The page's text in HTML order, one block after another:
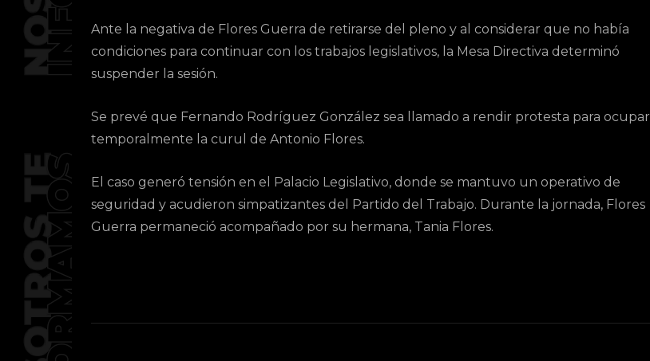
Ante la negativa de Flores Guerra de retirarse del pleno y al considerar que no había
condiciones para continuar con los trabajos legislativos, la Mesa Directiva determinó
suspender la sesión.
Se prevé que Fernando Rodríguez González sea llamado a rendir protesta para ocupar
temporalmente la curul de Antonio Flores.
El caso generó tensión en el Palacio Legislativo, donde se mantuvo un operativo de
seguridad y acudieron simpatizantes del Partido del Trabajo. Durante la jornada, Flores
Guerra permaneció acompañado por su hermana, Tania Flores.